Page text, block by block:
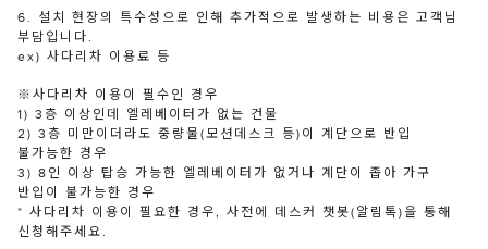
6. 설치 현장의 특수성으로 인해 추가적으로 발생하는 비용은 고객님
부담입니다.
ex) 사다리차 이용료 등
※사다리차 이용이 필수인 경우
1) 3층 이상인데 엘레베이터가 없는 건물
2) 3층 미만이더라도 중량물(모션데스크 등)이 계단으로 반입
불가능한 경우
3) 8인 이상 탑승 가능한 엘레베이터가 없거나 계단이 좁아 가구
반입이 불가능한 경우
* 사다리차 이용이 필요한 경우, 사전에 데스커 챗봇(알림톡)을 통해
신청해주세요.